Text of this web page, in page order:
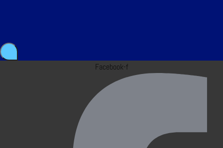
Facebook-f